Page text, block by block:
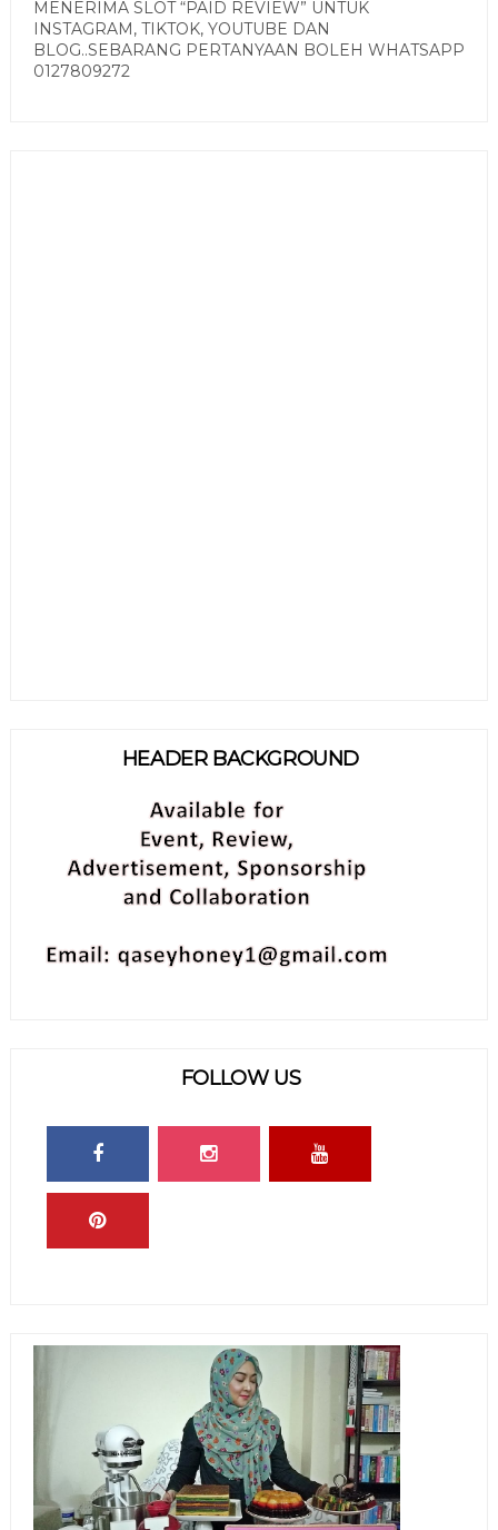
MENERIMA SLOT “PAID REVIEW” UNTUK
INSTAGRAM, TIKTOK, YOUTUBE DAN
BLOG..SEBARANG PERTANYAAN BOLEH WHATSAPP
0127809272
HEADER BACKGROUND
FOLLOW US